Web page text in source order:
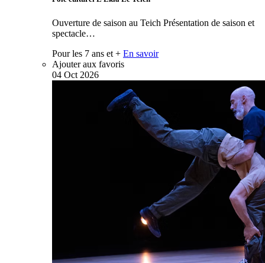
Ouverture de saison au Teich Présentation de saison et
spectacle…
Pour les 7 ans et + En savoir
Ajouter aux favoris
04 Oct 2026